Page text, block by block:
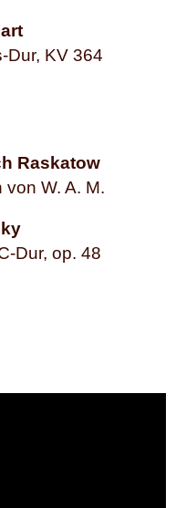
Dur, KV 364
Raskatow
W. A. M.
Dur, op. 48